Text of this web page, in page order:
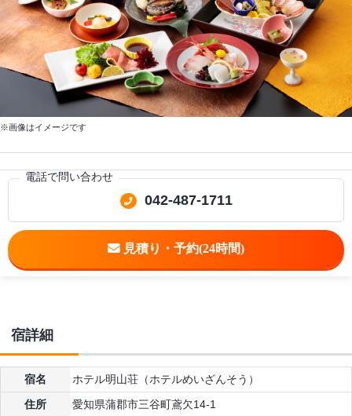
※画像はイメージです
電話で問い合わせ
042-487-1711
宿詳細
宿名
ホテル明山荘（ホテルめいざんそう）
住所
愛知県蒲郡市三谷町鳶欠14-1